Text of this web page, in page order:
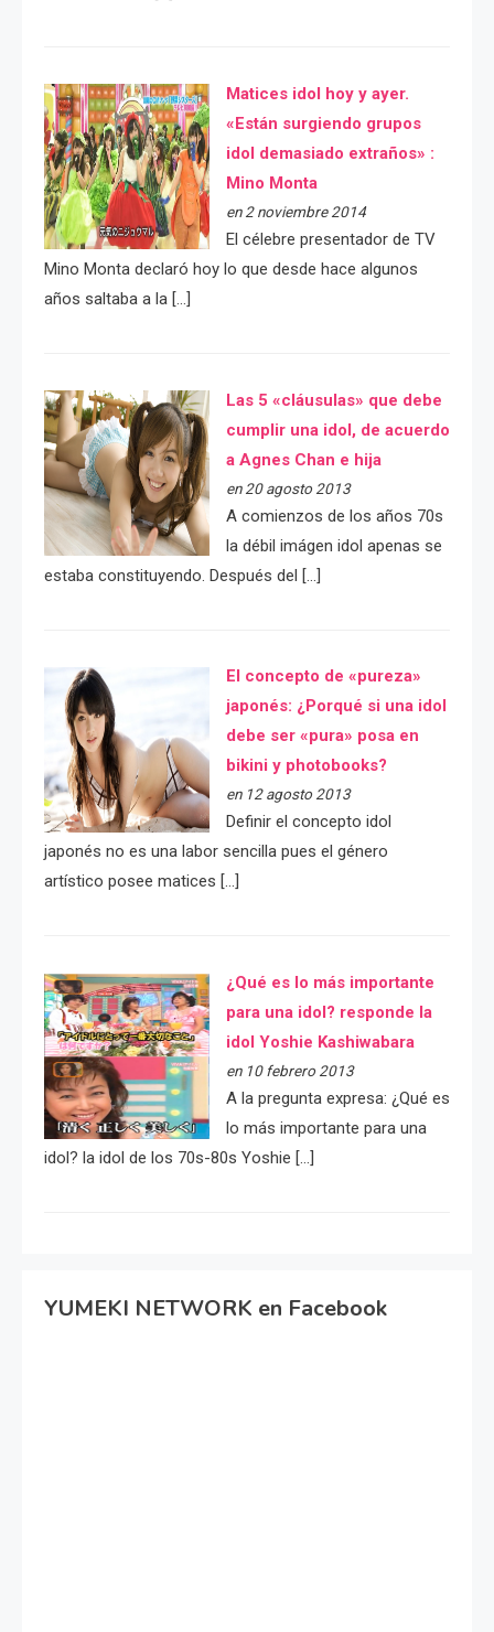
Matices idol hoy y ayer.
«Están surgiendo grupos
idol demasiado extraños» :
Mino Monta
en 2 noviembre 2014
El célebre presentador de TV
Mino Monta declaró hoy lo que desde hace algunos
años saltaba a la […]
Las 5 «cláusulas» que debe
cumplir una idol, de acuerdo
a Agnes Chan e hija
en 20 agosto 2013
A comienzos de los años 70s
la débil imágen idol apenas se
estaba constituyendo. Después del […]
El concepto de «pureza»
japonés: ¿Porqué si una idol
debe ser «pura» posa en
bikini y photobooks?
en 12 agosto 2013
Definir el concepto idol
japonés no es una labor sencilla pues el género
artístico posee matices […]
¿Qué es lo más importante
para una idol? responde la
idol Yoshie Kashiwabara
en 10 febrero 2013
A la pregunta expresa: ¿Qué es
lo más importante para una
idol? la idol de los 70s-80s Yoshie […]
YUMEKI NETWORK en Facebook